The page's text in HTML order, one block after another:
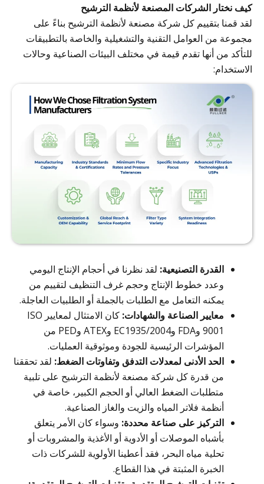
كيف نختار الشركات المصنعة لأنظمة الترشيح
لقد قمنا بتقييم كل شركة مصنعة لأنظمة الترشيح بناءً على
مجموعة من العوامل التقنية والتشغيلية والخاصة بالتطبيقات
للتأكد من أنها تقدم قيمة في مختلف البيئات الصناعية وحالات
الاستخدام:
القدرة التصنيعية: لقد نظرنا في أحجام الإنتاج اليومي
وعدد خطوط الإنتاج وحجم غرف التنظيف لتقييم من
يمكنه التعامل مع الطلبات بالجملة أو الطلبيات العاجلة.
معايير الصناعة والشهادات:
كان الامتثال لمعايير ISO
9001 وFDA وEC1935/2004 وATEX وPED من
المؤشرات الرئيسية للجودة وموثوقية العمليات.
الحد الأدنى لمعدلات التدفق وتفاوتات الضغط: لقد تحققنا
من قدرة كل شركة مصنعة لأنظمة الترشيح على تلبية
متطلبات الضغط العالي أو الحجم الكبير، خاصة في
أنظمة فلاتر المياه والزيت والغاز الصناعية.
التركيز على صناعة محددة: وسواء كان الأمر يتعلق
بأشباه الموصلات أو الأدوية أو الأغذية والمشروبات أو
تحلية مياه البحر، فقد أعطينا الأولوية للشركات ذات
الخبرة المثبتة في هذا القطاع.